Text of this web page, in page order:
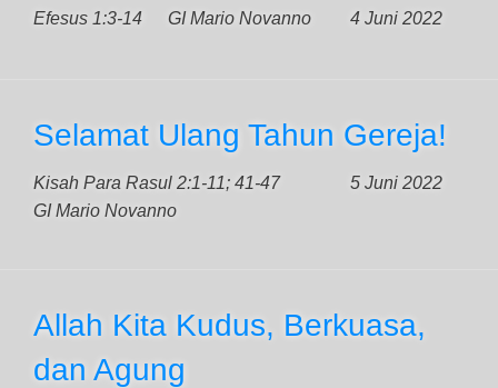
Efesus 1:3-14 4 Juni 2022
GI Mario Novanno
Selamat Ulang Tahun Gereja!
Kisah Para Rasul 2:1-11; 41-47
5 Juni 2022
GI Mario Novanno
Allah Kita Kudus, Berkuasa,
dan Agung